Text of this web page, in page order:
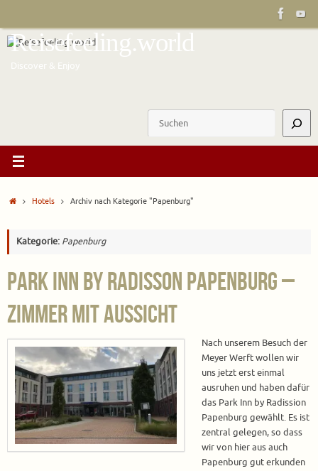
springen
Reisefeeling.world
Discover & Enjoy
StartHotels Archiv nach Kategorie "Papenburg"
Kategorie: Papenburg
Park Inn by Radisson Papenburg –
Zimmer mit Aussicht
Nach unserem Besuch der
Meyer Werft wollen wir
uns jetzt erst einmal
ausruhen und haben dafür
das Park Inn by Radission
Papenburg gewählt. Es ist
zentral gelegen, so dass
wir von hier aus auch
Papenburg gut erkunden